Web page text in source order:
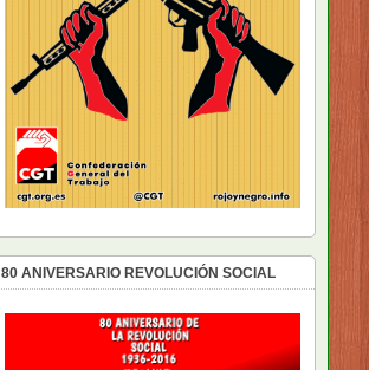
80 ANIVERSARIO REVOLUCIÓN SOCIAL